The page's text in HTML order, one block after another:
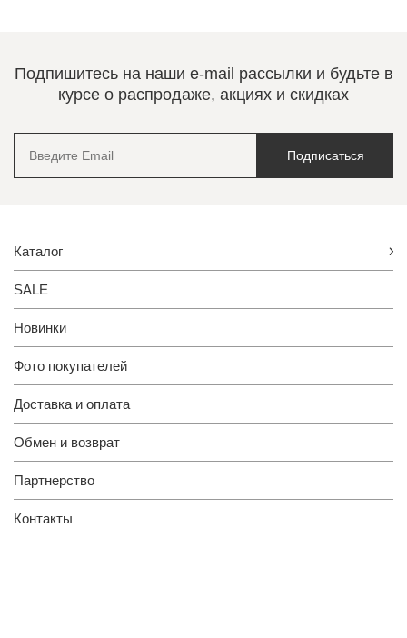
Подпишитесь на наши e-mail рассылки и будьте в
курсе о распродаже, акциях и скидках
Подписаться
Каталог
SALE
Новинки
Фото покупателей
Доставка и оплата
Обмен и возврат
Партнерство
Контакты